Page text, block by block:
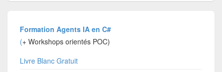
Formation Agents IA en C#
(+ Workshops orientés POC)
Livre Blanc Gratuit